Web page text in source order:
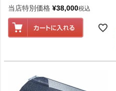
当店特別価格 ¥38,000税込